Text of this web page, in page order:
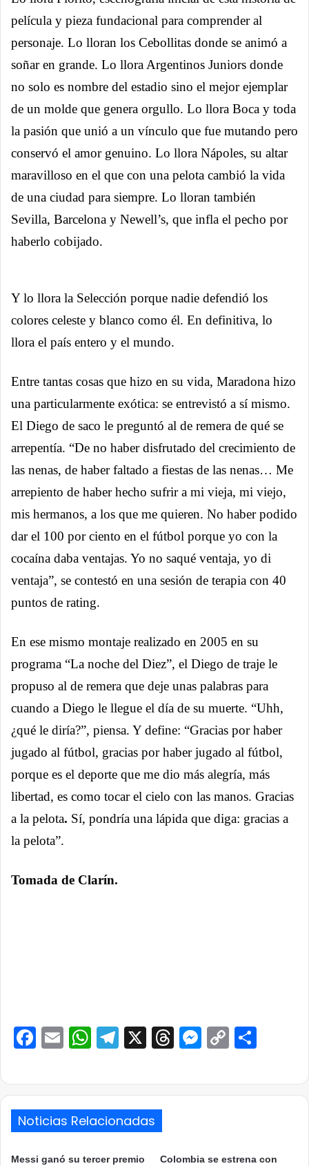
película y pieza fundacional para comprender al
personaje. Lo lloran los Cebollitas donde se animó a
soñar en grande. Lo llora Argentinos Juniors donde
no solo es nombre del estadio sino el mejor ejemplar
de un molde que genera orgullo. Lo llora Boca y toda
la pasión que unió a un vínculo que fue mutando pero
conservó el amor genuino. Lo llora Nápoles, su altar
maravilloso en el que con una pelota cambió la vida
de una ciudad para siempre. Lo lloran también
Sevilla, Barcelona y Newell’s, que infla el pecho por
haberlo cobijado.
Y lo llora la Selección porque nadie defendió los
colores celeste y blanco como él. En definitiva, lo
llora el país entero y el mundo.
Entre tantas cosas que hizo en su vida, Maradona hizo
una particularmente exótica: se entrevistó a sí mismo.
El Diego de saco le preguntó al de remera de qué se
arrepentía. “De no haber disfrutado del crecimiento de
las nenas, de haber faltado a fiestas de las nenas… Me
arrepiento de haber hecho sufrir a mi vieja, mi viejo,
mis hermanos, a los que me quieren. No haber podido
dar el 100 por ciento en el fútbol porque yo con la
cocaína daba ventajas. Yo no saqué ventaja, yo di
ventaja”, se contestó en una sesión de terapia con 40
puntos de rating.
En ese mismo montaje realizado en 2005 en su
programa “La noche del Diez”, el Diego de traje le
propuso al de remera que deje unas palabras para
cuando a Diego le llegue el día de su muerte. “Uhh,
¿qué le diría?”, piensa. Y define: “Gracias por haber
jugado al fútbol, gracias por haber jugado al fútbol,
porque es el deporte que me dio más alegría, más
libertad, es como tocar el cielo con las manos. Gracias
a la pelota. Sí, pondría una lápida que diga: gracias a
la pelota”.
Tomada de Clarín.
Facebook
EmailWhatsApp
Telegram
X ThreadsCopy
Noticias Relacionadas
Messi ganó su tercer premio
Colombia se estrena con